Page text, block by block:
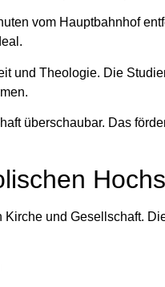
vom Hauptbahnhof
und Theologie. Die
überschaubar. Das
und Gesellschaft.